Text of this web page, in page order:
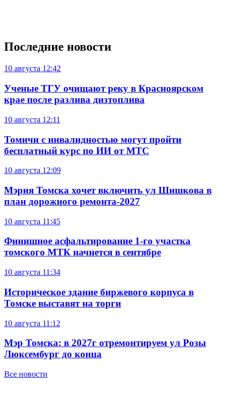
Последние новости
10 августа 12:42
Ученые ТГУ очищают реку в Красноярском
крае после разлива дизтоплива
10 августа 12:11
Томичи с инвалидностью могут пройти
бесплатный курс по ИИ от МТС
10 августа 12:09
Мэрия Томска хочет включить ул Шишкова в
план дорожного ремонта-2027
10 августа 11:45
Финишное асфальтирование 1-го участка
томского МТК начнется в сентябре
10 августа 11:34
Историческое здание биржевого корпуса в
Томске выставят на торги
10 августа 11:12
Мэр Томска: в 2027г отремонтируем ул Розы
Люксембург до конца
Все новости